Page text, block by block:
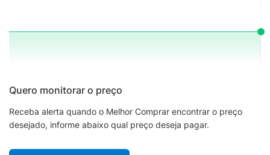
Quero monitorar o preço
Receba alerta quando o Melhor Comprar encontrar o preço
desejado, informe abaixo qual preço deseja pagar.